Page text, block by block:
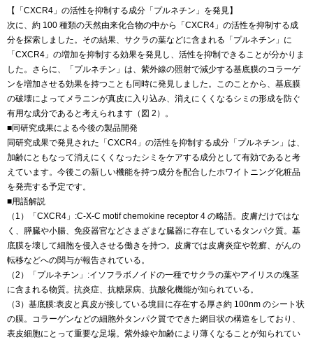
【「CXCR4」の活性を抑制する成分「プルネチン」を発見】
次に、約 100 種類の天然由来化合物の中から「CXCR4」の活性を抑制する成
分を探索しました。その結果、サクラの葉などに含まれる「プルネチン」に
「CXCR4」の増加を抑制する効果を発見し、活性を抑制できることが分かりま
した。さらに、「プルネチン」は、紫外線の照射で減少する基底膜のコラーゲ
ンを増加させる効果を持つことも同時に発見しました。このことから、基底膜
の破壊によってメラニンが真皮に入り込み、消えにくくなるシミの形成を防ぐ
有用な成分であると考えられます（図 2）。
■同研究成果による今後の製品開発
同研究成果で発見された「CXCR4」の活性を抑制する成分「プルネチン」は、
加齢にともなって消えにくくなったシミをケアする成分として有効であると考
えています。今後この新しい機能を持つ成分を配合したホワイトニング化粧品
を発売する予定です。
■用語解説
（1）「CXCR4」:C-X-C motif chemokine receptor 4 の略語。皮膚だけではな
く、膵臓や小腸、免疫器官などさまざまな臓器に存在しているタンパク質。基
底膜を壊して細胞を侵入させる働きを持つ。皮膚では皮膚炎症や乾癬、がんの
転移などへの関与が報告されている。
（2）「プルネチン」:イソフラボノイドの一種でサクラの葉やアイリスの塊茎
に含まれる物質。抗炎症、抗糖尿病、抗酸化機能が知られている。
（3）基底膜:表皮と真皮が接している境目に存在する厚さ約 100nm のシート状
の膜。コラーゲンなどの細胞外タンパク質でできた網目状の構造をしており、
表皮細胞にとって重要な足場。紫外線や加齢により薄くなることが知られてい